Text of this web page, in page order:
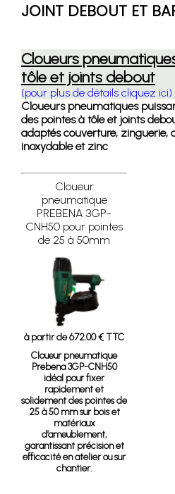
JOINT DEBOUT ET
Cloueurs
tôle et joints debout
(pour plus de détails cliquez ici)
Cloueurs pneumatiques
des pointes à tôle et joints
adaptés couverture, zinguerie,
inoxydable et zinc
Cloueur
pneumatique
PREBENA 3GP-
CNH50 pour pointes
de 25 à 50mm
à partir de 672.00 € TTC
Cloueur pneumatique
Prebena 3GP-CNH50
idéal pour fixer
rapidement et
solidement des pointes de
25 à 50 mm sur bois et
matériaux
d’ameublement,
garantissant précision et
efficacité en atelier ou sur
chantier.